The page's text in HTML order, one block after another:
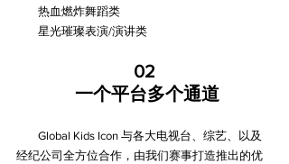
        热血燃炸舞蹈类
星光璀璨表演/演讲类
02
一个平台多个通道
经纪公司全方位合作，由我们赛事打造推出的优